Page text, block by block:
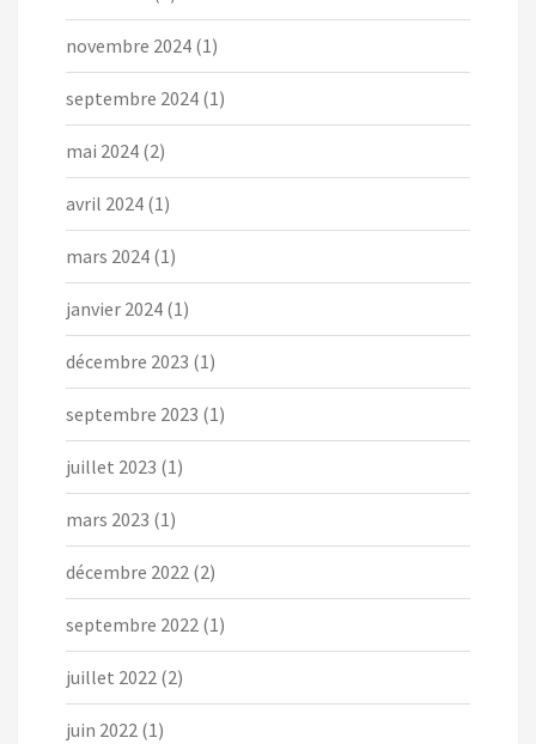
novembre 2024 (1)
septembre 2024 (1)
mai 2024 (2)
avril 2024 (1)
mars 2024 (1)
janvier 2024 (1)
décembre 2023 (1)
septembre 2023 (1)
juillet 2023 (1)
mars 2023 (1)
décembre 2022 (2)
septembre 2022 (1)
juillet 2022 (2)
juin 2022 (1)